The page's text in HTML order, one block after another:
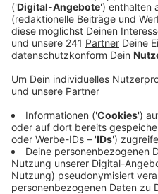
Veröffentlicht:Montag,
Erstmals seit elf Jahren
Volkszählung in
werden 20.000 zufällig
befragt. Die Zensus-
schriftlich angekündigt. Es